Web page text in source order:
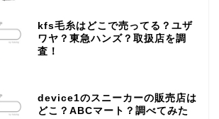
kfs毛糸はどこで売ってる？ユザ
ワヤ？東急ハンズ？取扱店を調
査！
device1のスニーカーの販売店は
どこ？ABCマート？調べてみた